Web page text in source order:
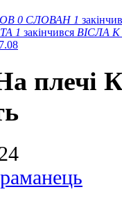
0 СЛОВАН 1
1 закінчився ВІСЛА K
плечі